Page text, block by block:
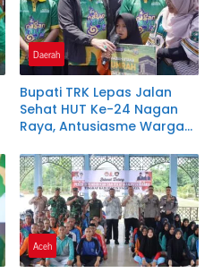
Daerah
Bupati TRK Lepas Jalan
Sehat HUT Ke-24 Nagan
Raya, Antusiasme Warga
Aceh